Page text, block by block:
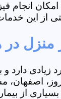
امکان
از این
در
زیادی
بسیاری از